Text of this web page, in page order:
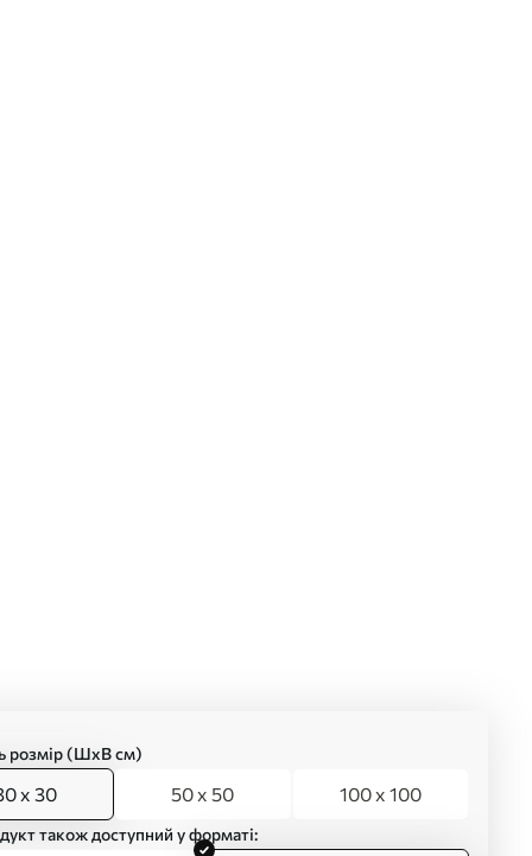
розмір (ШхВ см)
x 30 50 x 50 100 x 100
також доступний у форматі: